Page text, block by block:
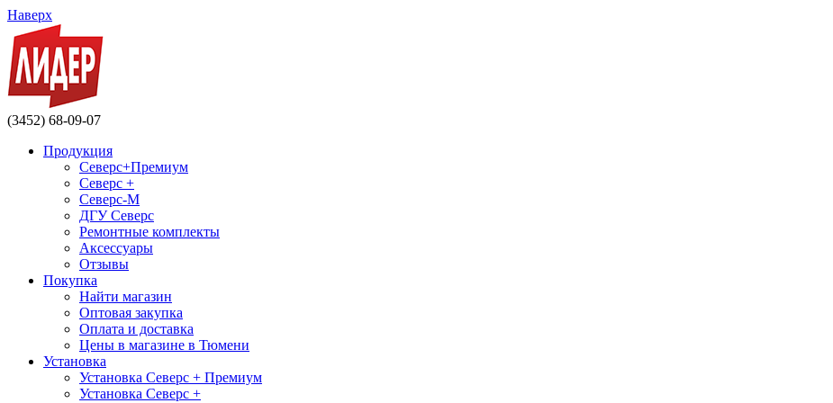
Наверх
(3452) 68-09-07
Продукция
Северс+Премиум
Северс +
Северс-М
ДГУ Северс
Ремонтные комплекты
Аксессуары
Отзывы
Покупка
Найти магазин
Оптовая закупка
Оплата и доставка
Цены в магазине в Тюмени
Установка
Установка Северс + Премиум
Установка Северс +